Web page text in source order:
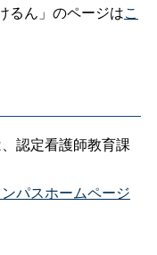
るん」のページはこ
認定看護師教育課
パスホームページ